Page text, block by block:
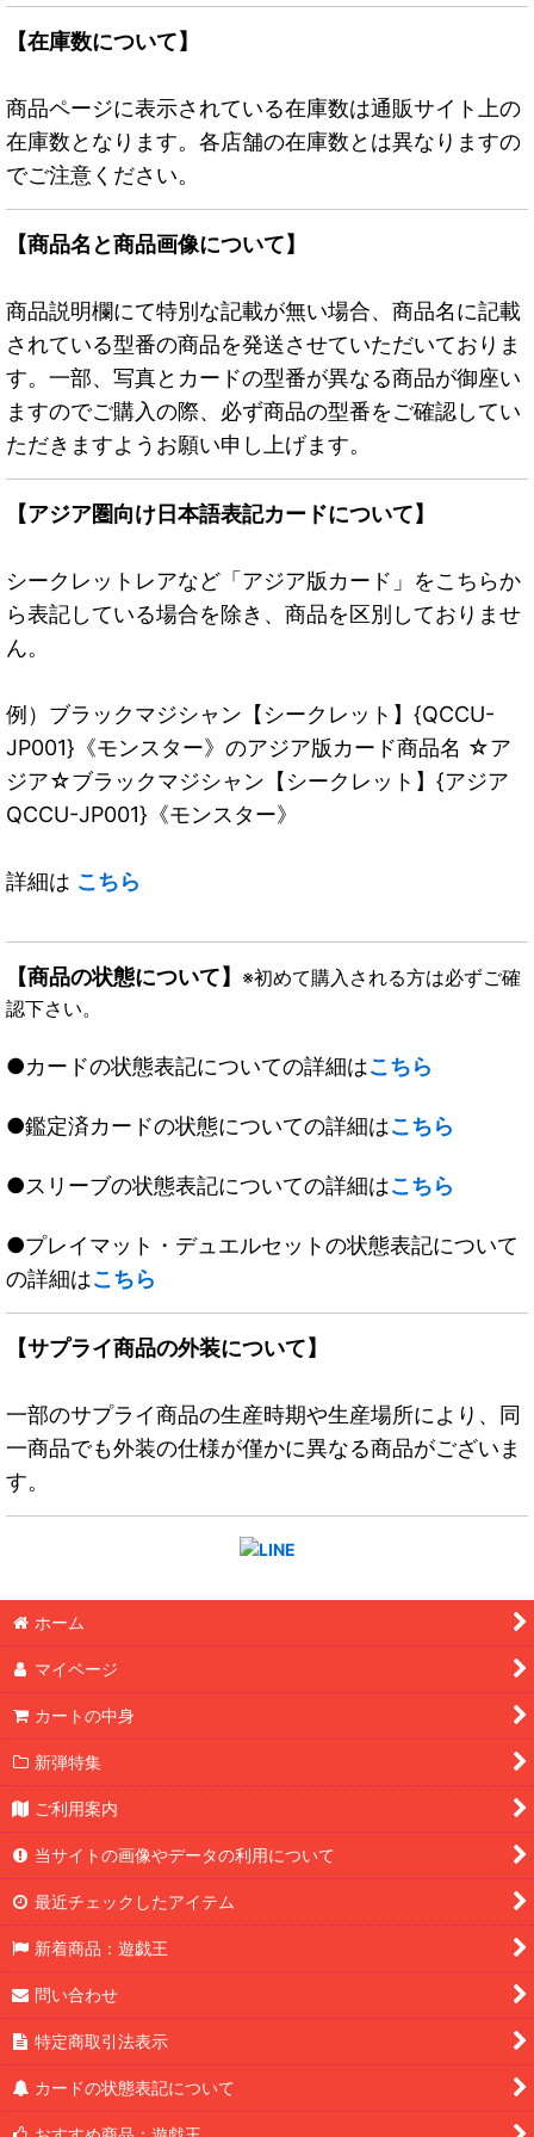
【在庫数について】
商品ページに表示されている在庫数は通販サイト上の
在庫数となります。各店舗の在庫数とは異なりますの
でご注意ください。
【商品名と商品画像について】
商品説明欄にて特別な記載が無い場合、商品名に記載
されている型番の商品を発送させていただいておりま
す。一部、写真とカードの型番が異なる商品が御座い
ますのでご購入の際、必ず商品の型番をご確認してい
ただきますようお願い申し上げます。
【アジア圏向け日本語表記カードについて】
シークレットレアなど「アジア版カード」をこちらか
ら表記している場合を除き、商品を区別しておりませ
ん。
例）ブラックマジシャン【シークレット】{QCCU-
JP001}《モンスター》のアジア版カード商品名 ☆ア
ジア☆ブラックマジシャン【シークレット】{アジア
QCCU-JP001}《モンスター》
詳細は こちら
【商品の状態について】 ※初めて購入される方は必ずご確
認下さい。
●カードの状態表記についての詳細はこちら
●鑑定済カードの状態についての詳細はこちら
●スリーブの状態表記についての詳細はこちら
●プレイマット・デュエルセットの状態表記について
の詳細はこちら
【サプライ商品の外装について】
一部のサプライ商品の生産時期や生産場所により、同
一商品でも外装の仕様が僅かに異なる商品がございま
す。
ホーム
マイページ
カートの中身
新弾特集
ご利用案内
当サイトの画像やデータの利用について
最近チェックしたアイテム
新着商品：遊戯王
問い合わせ
特定商取引法表示
カードの状態表記について